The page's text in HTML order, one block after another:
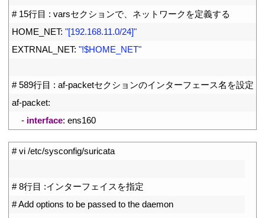
# 15行目 : varsセクションで、ネットワークを定義する
HOME_NET: "[192.168.11.0/24]"
EXTRNAL_NET: "!$HOME_NET"
# 589行目 : af-packetセクションのインターフェース名を設定
af-packet:
- interface: ens160
# vi /etc/sysconfig/suricata
# 8行目 :インターフェイスを指定
# Add options to be passed to the daemon